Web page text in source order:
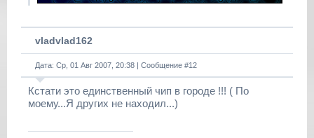
vladvlad162
Дата: Ср, 01 Авг 2007, 20:38 | Сообщение #12
Кстати это единственный чип в городе !!! ( По
моему...Я других не находил...)